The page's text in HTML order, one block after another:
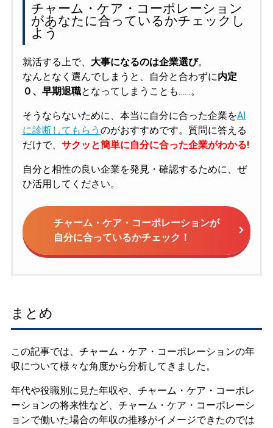
チャーム・ケア・コーポレーション
があなたに合っているかチェックし
よう
就活する上で、 大事になるのは企業選び。
なんとなく選んでしまうと、自分と合わずに内定
０、早期退職となってしまうことも……。
そうならないために、本当に自分に合った企業をAI
に診断してもらう のがおすすめです。質問に答える
だけで、 サクッと簡単に自分に合った企業がわかる!
自分と相性の良い企業を発見・確認するために、ぜ
ひ活用してください。
チャーム・ケア・コーポレーションが
自分に合っているかチェック！
まとめ
この記事では、チャーム・ケア・コーポレーションの年
収について様々な角度から分析してきました。
年代や役職別に見た年収や、チャーム・ケア・コーポレ
ーションの将来性など、チャーム・ケア・コーポレーシ
ョンで働いた場合の年収の推移がイメージできたのでは